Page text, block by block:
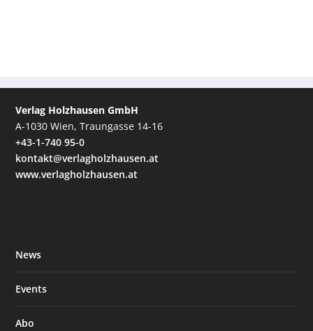
Verlag Holzhausen GmbH
A-1030 Wien, Traungasse 14-16
+43-1-740 95-0
kontakt@verlagholzhausen.at
www.verlagholzhausen.at
News
Events
Abo